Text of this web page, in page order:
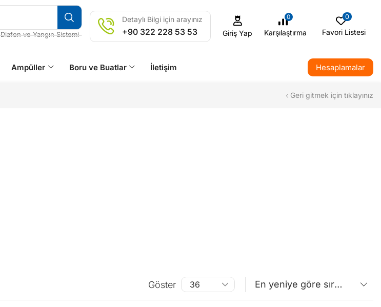
Diafon ve Yangın Sistemi
Detaylı Bilgi için arayınız
+90 322 228 53 53 Giriş Yap
0
Karşılaştırma
0
Favori Listesi
Ampüller Boru ve Buatlar İletişim Hesaplamalar
Geri gitmek için tıklayınız
Göster